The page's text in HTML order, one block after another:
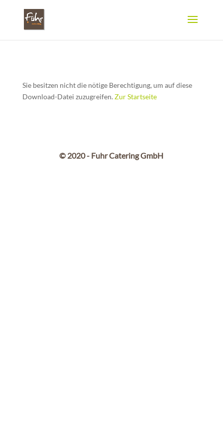
Sie besitzen nicht die nötige Berechtigung, um auf diese
Download-Datei zuzugreifen. Zur Startseite
© 2020 - Fuhr Catering GmbH